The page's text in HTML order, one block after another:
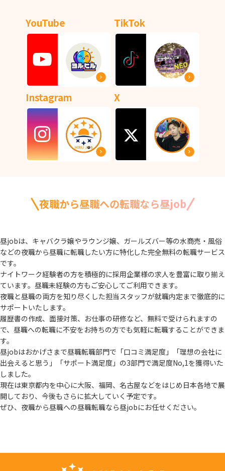
YouTube TikTok
Instagram X
夜職から昼職への転職なら昼job
昼jobは、キャバクラ嬢やラウンジ嬢、ガールズバー等の水商売・風俗
などの夜職から昼職に転職したい方に特化した完全無料の転職サービス
です。
ナイトワーク経験者の方を積極的に採用企業様の求人を豊富に取り揃え
ています。 昼職未経験の方もご安心してご利用できます。
夜職と昼職の両方を知り尽くした担当スタッフが就職内定まで徹底的に
サポートいたします。
履歴書の作成、面接対策、お仕事の研修など、無料で受けられますの
で、 昼職への転職に不安をお持ちの方でも気軽に転職することができま
す。
昼jobはおかげさまで昼職転職部門で「口コミ満足度」「理想の会社に
出会えると思う」
「サポート満足度」の3部門で満足度No,1を獲得いた
しました。
現在は東京都内を中心に大阪、福岡、名古屋などをはじめ日本各地で展
開しており、 今後もさらに拡大していく予定です。
ぜひ、夜職から昼職への昼職転職なら昼jobにお任せください。